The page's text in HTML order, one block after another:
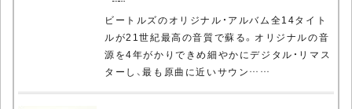
ビートルズのオリジナル・アルバム全14タイト
ルが21世紀最高の音質で蘇る。オリジナルの音
源を4年がかりできめ細やかにデジタル・リマス
ターし、最も原曲に近いサウン……